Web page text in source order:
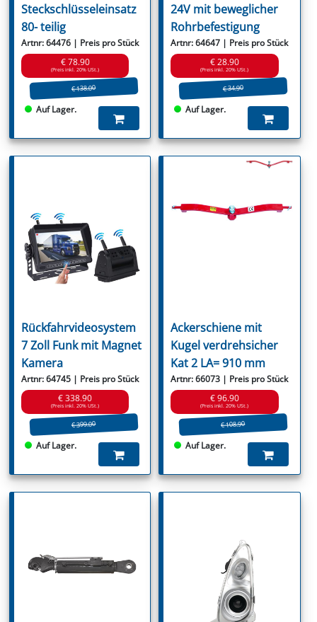
Steckschlüsseleinsatz
80- teilig
Artnr: 64476 | Preis pro Stück
€ 78.90
(Preis inkl. 20% USt.)
€ 138.00
Auf Lager.
24V mit beweglicher
Rohrbefestigung
Artnr: 64647 | Preis pro Stück
€ 28.90
(Preis inkl. 20% USt.)
€ 34.90
Auf Lager.
Rückfahrvideosystem
7 Zoll Funk mit Magnet
Kamera
Artnr: 64745 | Preis pro Stück
€ 338.90
(Preis inkl. 20% USt.)
€ 399.00
Auf Lager.
Ackerschiene mit
Kugel verdrehsicher
Kat 2 LA= 910 mm
Artnr: 66073 | Preis pro Stück
€ 96.90
(Preis inkl. 20% USt.)
€ 108.90
Auf Lager.